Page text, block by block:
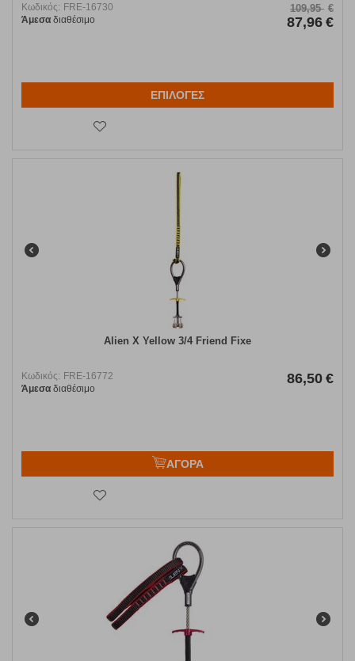
Κωδικός: FRE-16730
Άμεσα διαθέσιμο
109,95 €
87,96 €
ΕΠΙΛΟΓΕΣ
Alien X Yellow 3/4 Friend Fixe
Κωδικός: FRE-16772
Άμεσα διαθέσιμο
86,50 €
ΑΓΟΡΑ